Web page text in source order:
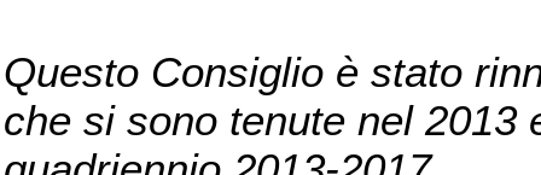
Questo Consiglio è stato
che si sono tenute nel 2013